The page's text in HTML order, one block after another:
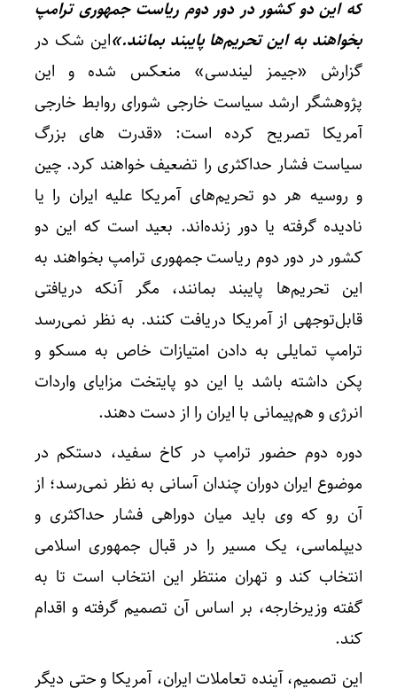
که این دو کشور در دور دوم ریاست جمهوری ترامپ
بخواهند به این تحریم‌ها پایبند بمانند.»این شک در
گزارش «جیمز لیندسی» منعکس شده و این
پژوهشگر ارشد سیاست خارجی شورای روابط خارجی
آمریکا تصریح کرده است: «قدرت های بزرگ
سیاست فشار حداکثری را تضعیف خواهند کرد. چین
و روسیه هر دو تحریم‌های آمریکا علیه ایران را یا
نادیده گرفته یا دور زنده‌اند. بعید است که این دو
کشور در دور دوم ریاست جمهوری ترامپ بخواهند به
این تحریم‌ها پایبند بمانند، مگر آنکه دریافتی
قابل‌توجهی از آمریکا دریافت کنند. به نظر نمی‌رسد
ترامپ تمایلی به دادن امتیازات خاص به مسکو و
پکن داشته باشد یا این دو پایتخت مزایای واردات
انرژی و هم‌پیمانی با ایران را از دست دهند.
دوره دوم حضور ترامپ در کاخ سفید، دستکم در
موضوع ایران دوران چندان آسانی به نظر نمی‌رسد؛ از
آن رو که وی باید میان دوراهی فشار حداکثری و
دیپلماسی، یک مسیر را در قبال جمهوری اسلامی
انتخاب کند و تهران منتظر این انتخاب است تا به
گفته وزیرخارجه، بر اساس آن تصمیم گرفته و اقدام
کند.
این تصمیم، آینده تعاملات ایران، آمریکا و حتی دیگر